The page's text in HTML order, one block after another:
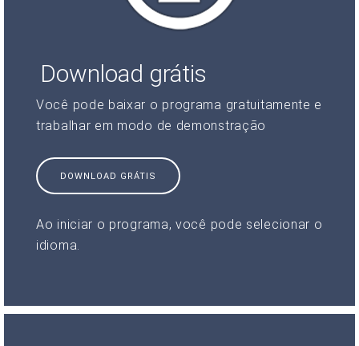
Download grátis
Você pode baixar o programa gratuitamente e
trabalhar em modo de demonstração
DOWNLOAD GRÁTIS
Ao iniciar o programa, você pode selecionar o
idioma.